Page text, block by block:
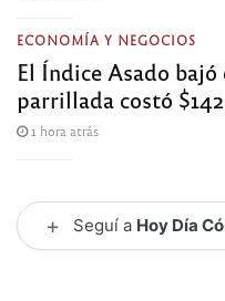
ECONOMÍA Y NEGOCIOS
El Índice Asado
parrillada costó
1 hora atrás
+ Seguí a Hoy Día